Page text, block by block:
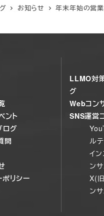
お知らせ 年末年始の営
ント
ログ
問
リシー
LLMO対
グ
Webコン
SNS運営
ル
イ
ン
X(
ン